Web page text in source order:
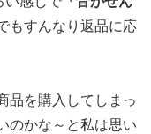
もすんなり返品に応
品を購入してしまっ
のかな～と私は思い